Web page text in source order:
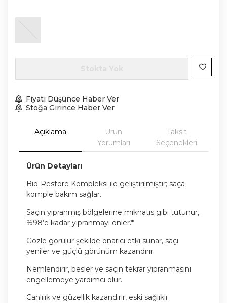
Fiyatı Düşünce Haber Ver
Stoğa Girince Haber Ver
Açıklama
Ürün
Yorumları
Taksit
Seçenekleri
Ürün Detayları
Bio-Restore Kompleksi ile geliştirilmiştir; saça
komple bakım sağlar.
Saçın yıpranmış bölgelerine mıknatıs gibi tutunur,
%98’e kadar yıpranmayı önler.*
Gözle görülür şekilde onarıcı etki sunar, saçı
yeniler ve güçlü görünüm kazandırır.
Nemlendirir, besler ve saçın tekrar yıpranmasını
engellemeye yardımcı olur.
Canlılık ve güzellik kazandırır, eski sağlıklı